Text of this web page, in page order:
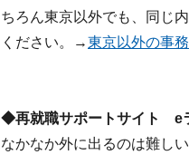
ちろん東京以外でも、同じ
ください。→東京以外の事
◆再就職サポートサイト e
なかなか外に出るのは難し